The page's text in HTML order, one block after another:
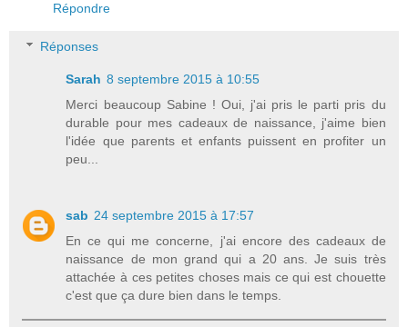
Répondre
Réponses
Sarah 8 septembre 2015 à 10:55
Merci beaucoup Sabine ! Oui, j'ai pris le parti pris du
durable pour mes cadeaux de naissance, j'aime bien
l'idée que parents et enfants puissent en profiter un
peu...
sab 24 septembre 2015 à 17:57
En ce qui me concerne, j'ai encore des cadeaux de
naissance de mon grand qui a 20 ans. Je suis très
attachée à ces petites choses mais ce qui est chouette
c'est que ça dure bien dans le temps.